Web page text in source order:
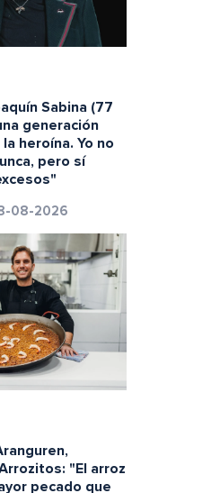
Sabina (77
generación
heroína. Yo no
pero sí
08-2026
"El arroz
pecado que